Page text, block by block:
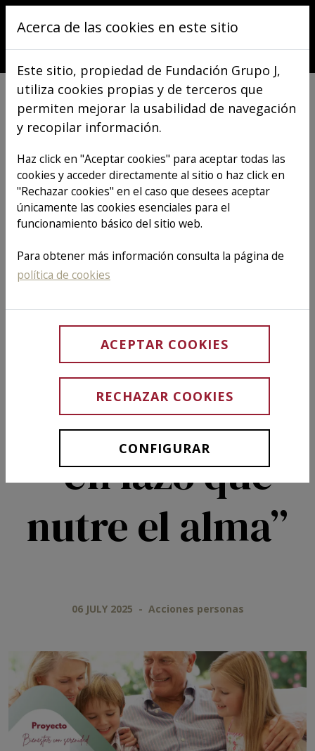
Pasar al contenido principal
VER TODOS LOS ARTÍCULOS
Proyecto
Bienestar con
Serenidad.
Sesión 28: Día
de los Abuelos
“Un lazo que
nutre el alma”
06 JULY 2025 - Acciones personas
Acerca de las cookies en este sitio
Este sitio, propiedad de Fundación Grupo J,
utiliza cookies propias y de terceros que
permiten mejorar la usabilidad de navegación
y recopilar información.
Haz click en "Aceptar cookies" para aceptar todas las
cookies y acceder directamente al sitio o haz click en
"Rechazar cookies" en el caso que desees aceptar
únicamente las cookies esenciales para el
funcionamiento básico del sitio web.
Para obtener más información consulta la página de
política de cookies
ACEPTAR COOKIES
RECHAZAR COOKIES
CONFIGURAR